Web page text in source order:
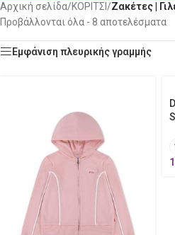
Αρχική σελίδα/ΚΟΡΙΤΣΙ /Ζακέτες |
Προβάλλονται όλα - 8 αποτελέσματα
Εμφάνιση πλευρικής γραμμής